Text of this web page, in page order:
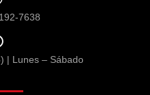
7638
| Lunes – Sábado